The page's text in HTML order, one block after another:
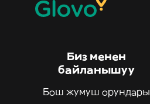
Биз менен
байланышуу
Бош жумуш орундары